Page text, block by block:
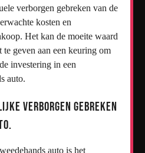
verborgen gebreken van de
kosten en
Het kan de moeite waard
geven aan een keuring om
investering in een
auto.
verborgen gebreken
auto is het